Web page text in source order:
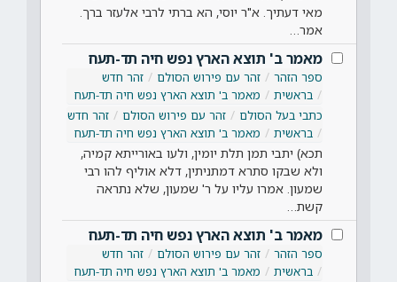
מאי דעתיך. א"ר יוסי, הא ברתי לרבי אלעזר ברך.
אמר…
מאמר ב' תוצא הארץ נפש חיה תד-תעח
ספר הזהר זהר עם פירוש הסולם
זהר חדש
בראשית
מאמר ב' תוצא הארץ נפש חיה תד-תעח
כתבי בעל הסולם
זהר עם פירוש הסולם
זהר חדש
בראשית
מאמר ב' תוצא הארץ נפש חיה תד-תעח
תכא) יתבי תמן תלת יומין, ולעו באורייתא קמיה,
ולא שבקו סתרא דמתניתין, דלא אוליף להו רבי
שמעון. אמרו עליו על ר' שמעון, שלא נתראה
קשת…
מאמר ב' תוצא הארץ נפש חיה תד-תעח
ספר הזהר זהר עם פירוש הסולם
זהר חדש
בראשית
מאמר ב' תוצא הארץ נפש חיה תד-תעח